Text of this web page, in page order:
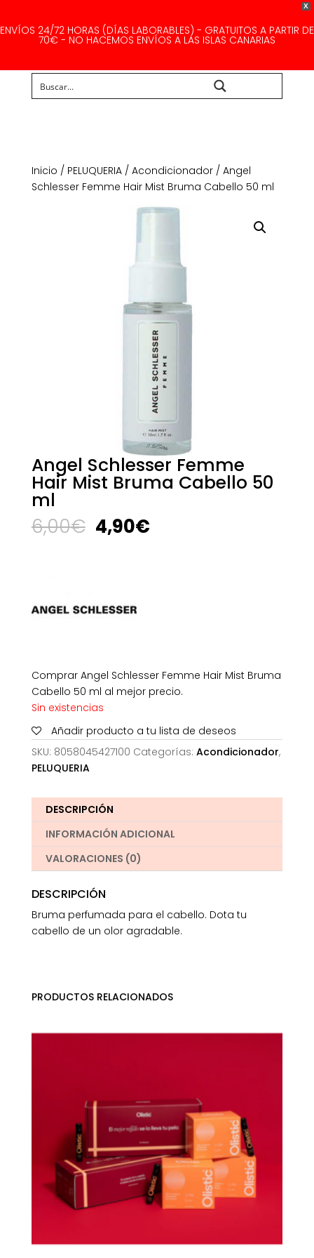
X
ENVÍOS 24/72 HORAS (DÍAS LABORABLES) - GRATUITOS A PARTIR DE
70€ - NO HACEMOS ENVÍOS A LAS ISLAS CANARIAS
Inicio / PELUQUERIA/ Acondicionador/ Angel
Schlesser Femme Hair Mist Bruma Cabello 50 ml
Angel Schlesser Femme
Hair Mist Bruma Cabello 50
ml
6,00€ El
precio
4,90€El
Comprar Angel Schlesser Femme Hair Mist Bruma
Cabello 50 ml al mejor precio.
Sin existencias
Añadir producto a tu lista de deseos
SKU: 8058045427100 Categorías: Acondicionador,
PELUQUERIA
DESCRIPCIÓN
INFORMACIÓN ADICIONAL
VALORACIONES (0)
DESCRIPCIÓN
Bruma perfumada para el cabello. Dota tu
cabello de un olor agradable.
PRODUCTOS RELACIONADOS